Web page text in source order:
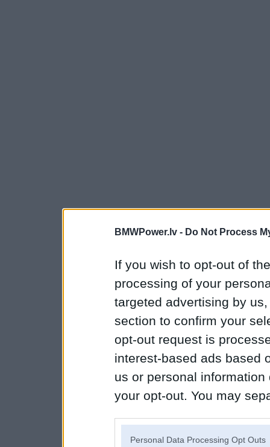
BMWPower.lv - Do Not Process
If you wish to opt-out of
processing of your
targeted advertising by
section to confirm your
opt-out request is
interest-based ads based
us or personal
your opt-out. You may
Personal Data Processing Opt Outs